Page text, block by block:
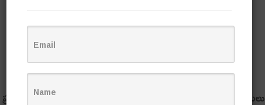
అటవీ అధికారులు పోలీసుల చేత ఆదివాసులపై దాడులు